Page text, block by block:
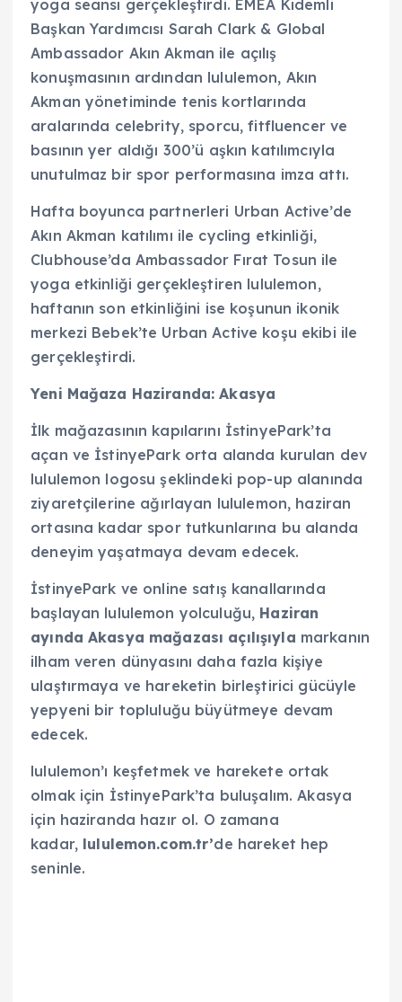
yoga seansı gerçekleştirdi. EMEA Kıdemli
Başkan Yardımcısı Sarah Clark & Global
Ambassador Akın Akman ile açılış
konuşmasının ardından lululemon, Akın
Akman yönetiminde tenis kortlarında
aralarında celebrity, sporcu, fitfluencer ve
basının yer aldığı 300’ü aşkın katılımcıyla
unutulmaz bir spor performasına imza attı.
Hafta boyunca partnerleri Urban Active’de
Akın Akman katılımı ile cycling etkinliği,
Clubhouse’da Ambassador Fırat Tosun ile
yoga etkinliği gerçekleştiren lululemon,
haftanın son etkinliğini ise koşunun ikonik
merkezi Bebek’te Urban Active koşu ekibi ile
gerçekleştirdi.
Yeni Mağaza Haziranda: Akasya
İlk mağazasının kapılarını İstinyePark’ta
açan ve İstinyePark orta alanda kurulan dev
lululemon logosu şeklindeki pop-up alanında
ziyaretçilerine ağırlayan lululemon, haziran
ortasına kadar spor tutkunlarına bu alanda
deneyim yaşatmaya devam edecek.
İstinyePark ve online satış kanallarında
başlayan lululemon yolculuğu, Haziran
ayında Akasya mağazası açılışıyla markanın
ilham veren dünyasını daha fazla kişiye
ulaştırmaya ve hareketin birleştirici gücüyle
yepyeni bir topluluğu büyütmeye devam
edecek.
lululemon’ı keşfetmek ve harekete ortak
olmak için İstinyePark’ta buluşalım. Akasya
için haziranda hazır ol. O zamana
kadar, lululemon.com.tr’de hareket hep
seninle.